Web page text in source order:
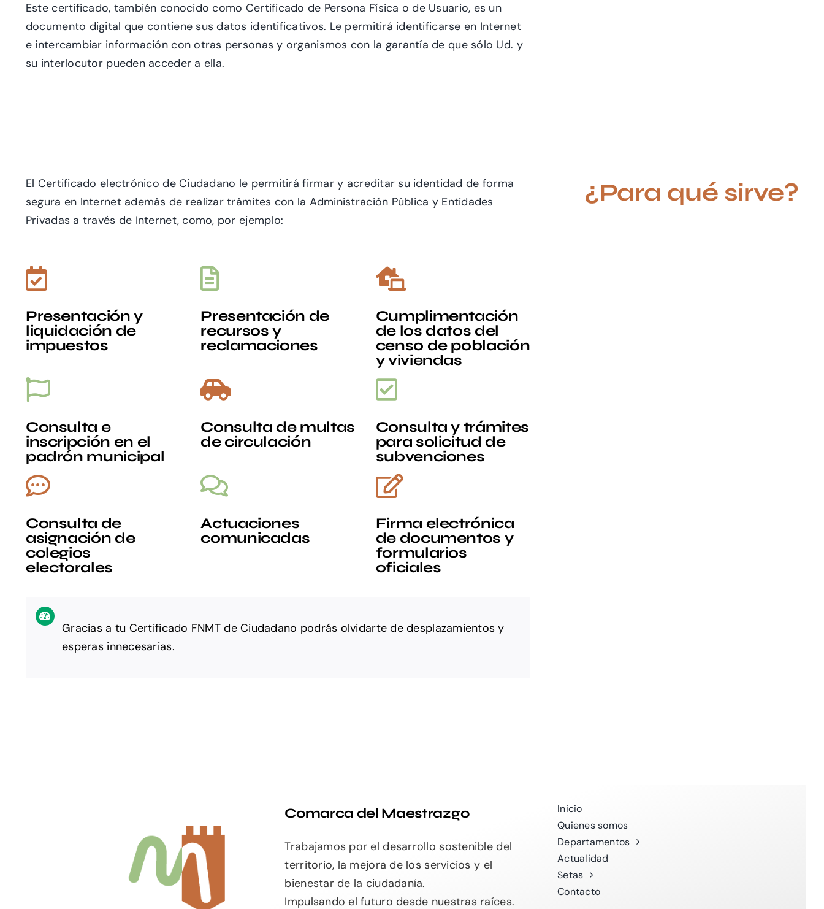
Este certificado, también conocido como Certificado de Persona Física o de Usuario, es un
documento digital que contiene sus datos identificativos. Le permitirá identificarse en Internet
e intercambiar información con otras personasy organismos con la garantía de que sólo Ud. y
su interlocutor pueden acceder a ella.
El Certificado electrónico de Ciudadano le permitirá firmar y acreditar su identidad de forma
segura en Internet además de realizar trámites con la Administración Pública y Entidades
Privadas a través de Internet, como, por ejemplo:
Presentación y
liquidación de
impuestos
Presentación de
recursos y
reclamaciones
Cumplimentación
de los datos del
censo de población
y viviendas
Consulta e
inscripción en el
padrón municipal
Consulta de multas
de circulación
Consulta y trámites
para solicitud de
subvenciones
Consulta de
asignación de
colegios
electorales
Actuaciones
comunicadas
Firma electrónica
de documentos y
formularios
oficiales
Gracias a tu Certificado FNMT de Ciudadano podrás olvidarte dedesplazamientos y
esperas innecesarias.
¿Para qué sirve?
Comarca del Maestrazgo
Trabajamos por el desarrollo sostenible del
territorio, la mejora de los servicios y el
bienestar de la ciudadanía.
Impulsando el futuro desde nuestras raíces.
Inicio
Quienes somos
Departamentos
Actualidad
Setas
Contacto